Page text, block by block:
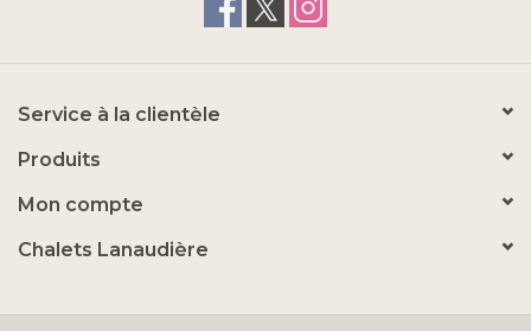
Service à la clientèle
Produits
Mon compte
Chalets Lanaudière